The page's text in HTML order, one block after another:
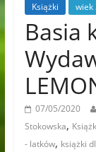
Książki wiek
Basia
07/05/2020
Stokowska,
- latków, książki